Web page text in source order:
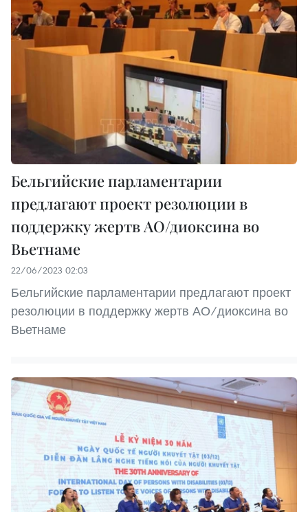
Бельгийские парламентарии
предлагают проект резолюции в
поддержку жертв АО/диоксина во
Вьетнаме
22/06/2023 02:03
Бельгийские парламентарии предлагают проект
резолюции в поддержку жертв АО/диоксина во
Вьетнаме